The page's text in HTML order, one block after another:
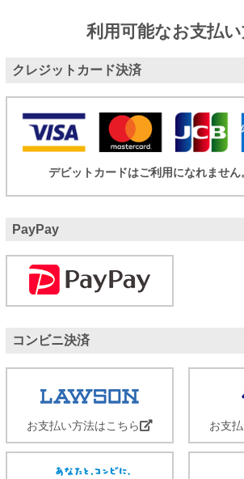
利用可能なお支払
クレジットカード決済
デビットカードはご利用になれません
PayPay
コンビニ決済
お支払い方法はこちら お支